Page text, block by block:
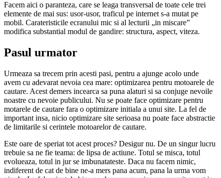
Facem aici o paranteza, care se leaga transversal de toate cele trei
elemente de mai sus: usor-usor, traficul pe internet s-a mutat pe
mobil. Carateristicile ecranului mic si al lecturii „in miscare”
modifica substantial modul de gandire: structura, aspect, viteza.
Pasul urmator
Urmeaza sa trecem prin acesti pasi, pentru a ajunge acolo unde
avem cu adevarat nevoia cea mare: optimizarea pentru motoarele de
cautare. Acest demers incearca sa puna alaturi si sa conjuge nevoile
noastre cu nevoie publicului. Nu se poate face optimizare pentru
motarele de cautare fara o optimizare initiala a unui site. La fel de
important insa, nicio optimizare site serioasa nu poate face abstractie
de limitarile si cerintele motoarelor de cautare.
Este oare de speriat tot acest proces? Desigur nu. De un singur lucru
trebuie sa ne fie teama: de lipsa de actiune. Totul se misca, totul
evolueaza, totul in jur se imbunatateste. Daca nu facem nimic,
indiferent de cat de bine ne-a mers pana acum, pana la urma vom